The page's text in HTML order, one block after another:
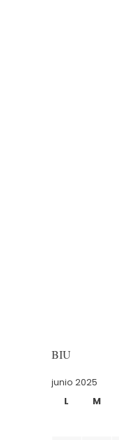
BIU
junio 2025
L
M